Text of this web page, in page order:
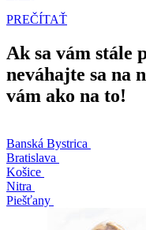
PREČÍTAŤ
Ak sa vám stále
neváhajte sa na
vám ako na to!
Banská Bystrica
Bratislava
Košice
Nitra
Piešťany